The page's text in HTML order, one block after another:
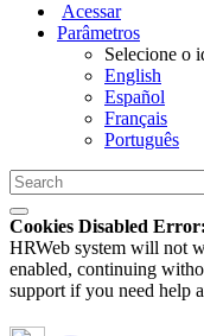
Acessar
Parâmetros
Selecione o
English
Español
Français
Português
Cookies Disabled Error:
HRWeb system will not
enabled, continuing
support if you need help